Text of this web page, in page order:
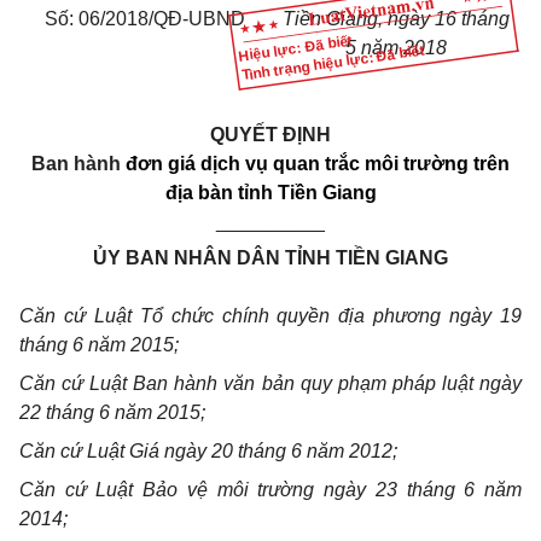
Hiệu lực: Đã biết
Tình trạng hiệu lực: Đã biết
Số: 06/2018/QĐ-UBND
Tiền Giang, ngày 16 tháng
5 năm 2018
QUYẾT ĐỊNH
Ban hành đơn giá dịch vụ quan trắc môi trường trên
địa bàn tỉnh Tiền Giang
ỦY BAN NHÂN DÂN TỈNH TIỀN GIANG
Căn cứ Luật Tổ chức chính quyền địa phương ngày 19
tháng 6 năm 2015;
Căn cứ Luật Ban hành văn bản quy phạm pháp luật ngày
22 tháng 6 năm 2015;
Căn cứ Luật Giá ngày 20 tháng 6 năm 2012;
Căn cứ Luật Bảo vệ môi trường ngày 23 tháng 6 năm
2014;